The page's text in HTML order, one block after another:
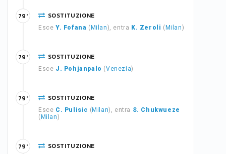
SOSTITUZIONE
Esce Y. Fofana ( Milan), entra K. Zeroli ( Milan)
79'
SOSTITUZIONE
Esce J. Pohjanpalo (Venezia)
79'
SOSTITUZIONE
Esce C. Pulisic ( Milan), entra S. Chukwueze
( Milan)
79'
SOSTITUZIONE
79'